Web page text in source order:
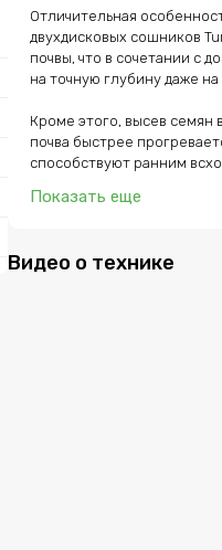
Отличительная
двухдисковых сошников
почвы, что в сочетании с
на точную глубину даже
Кроме этого, высев семян
почва быстрее
способствуют ранним
Показать еще
Видео о технике